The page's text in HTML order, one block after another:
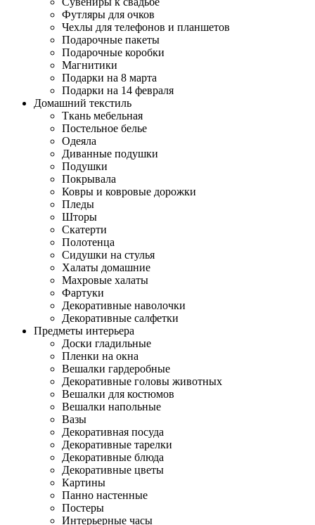
Футляры для очков
Чехлы для телефонов и планшетов
Подарочные пакеты
Подарочные коробки
Магнитики
Подарки на 8 марта
Подарки на 14 февраля
Домашний текстиль
Ткань мебельная
Постельное белье
Одеяла
Диванные подушки
Подушки
Покрывала
Ковры и ковровые дорожки
Пледы
Шторы
Скатерти
Полотенца
Сидушки на стулья
Халаты домашние
Махровые халаты
Фартуки
Декоративные наволочки
Декоративные салфетки
Предметы интерьера
Доски гладильные
Пленки на окна
Вешалки гардеробные
Декоративные головы животных
Вешалки для костюмов
Вешалки напольные
Вазы
Декоративная посуда
Декоративные тарелки
Декоративные блюда
Декоративные цветы
Картины
Панно настенные
Постеры
Интерьерные часы